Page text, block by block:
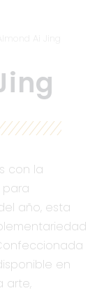
con la
para
año, esta
en
arte,